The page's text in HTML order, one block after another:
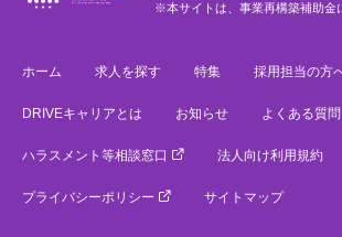
※本サイトは、事業再構築補助金
ホーム 求人を探す 特集 採用担当の方
DRIVEキャリアとは お知らせ よくある質問
ハラスメント等相談窓口 法人向け利用規約
プライバシーポリシー サイトマップ